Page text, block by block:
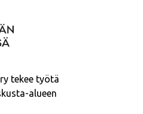
tekee työtä
alueen